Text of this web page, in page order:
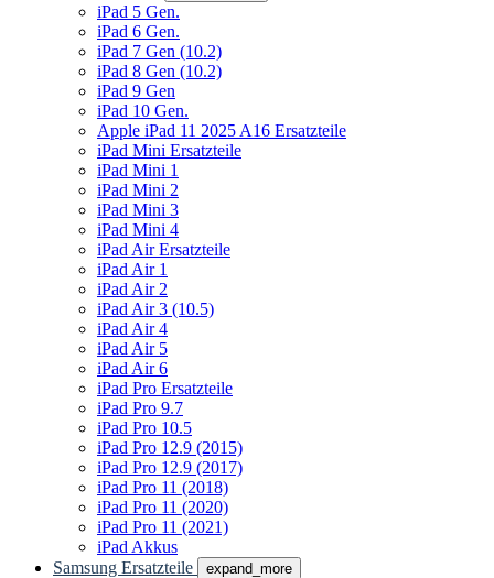
iPad 5 Gen.
iPad 6 Gen.
iPad 7 Gen (10.2)
iPad 8 Gen (10.2)
iPad 9 Gen
iPad 10 Gen.
Apple iPad 11 2025 A16 Ersatzteile
iPad Mini Ersatzteile
iPad Mini 1
iPad Mini 2
iPad Mini 3
iPad Mini 4
iPad Air Ersatzteile
iPad Air 1
iPad Air 2
iPad Air 3 (10.5)
iPad Air 4
iPad Air 5
iPad Air 6
iPad Pro Ersatzteile
iPad Pro 9.7
iPad Pro 10.5
iPad Pro 12.9 (2015)
iPad Pro 12.9 (2017)
iPad Pro 11 (2018)
iPad Pro 11 (2020)
iPad Pro 11 (2021)
iPad Akkus
Samsung Ersatzteile
expand_more